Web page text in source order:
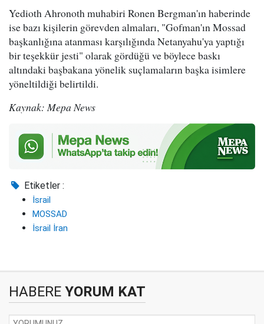
Yedioth Ahronoth muhabiri Ronen Bergman'ın haberinde
ise bazı kişilerin görevden almaları, "Gofman'ın Mossad
başkanlığına atanması karşılığında Netanyahu'ya yaptığı
bir teşekkür jesti" olarak gördüğü ve böylece baskı
altındaki başbakana yönelik suçlamaların başka isimlere
yöneltildiği belirtildi.
Kaynak: Mepa News
Etiketler :
İsrail
MOSSAD
İsrail İran
HABERE YORUM KAT